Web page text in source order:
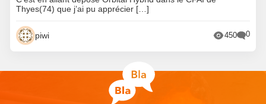
Thyes(74) que j’ai pu apprécier […]
piwi 450 0